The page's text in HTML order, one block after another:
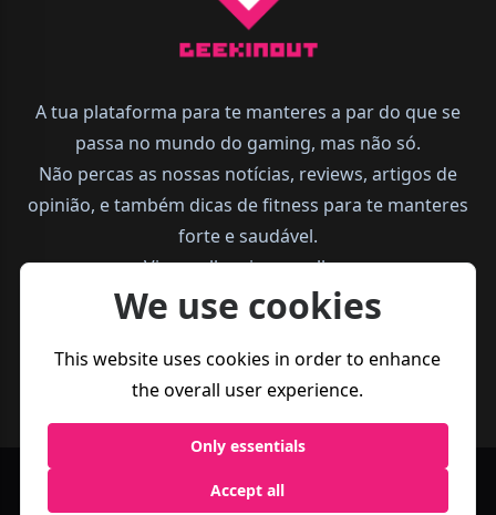
A tua plataforma para te manteres a par do que se
passa no mundo do gaming, mas não só.
Não percas as nossas notícias, reviews, artigos de
opinião, e também dicas de fitness para te manteres
forte e saudável.
Vive melhor, joga melhor.
Business
Política de
We use cookies
This website uses cookies in order to enhance
the overall user experience.
Only essentials
Accept all